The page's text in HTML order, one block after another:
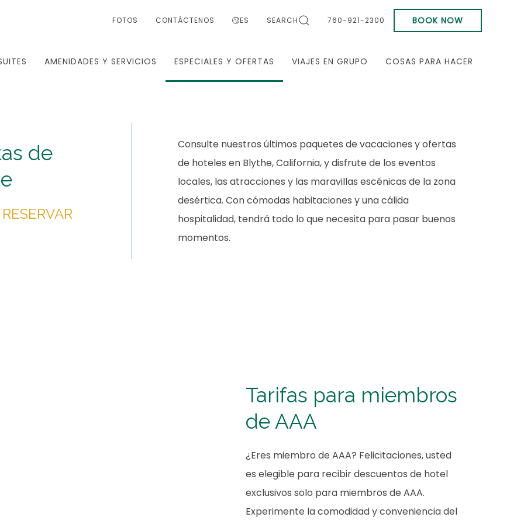
FOTOS CONTÁCTENOS ES SEARCH 760-921-2300 BOOK NOW
AMENIDADES Y SERVICIOS ESPECIALES Y OFERTAS VIAJES EN GRUPO COSAS PARA HACER
de
Consulte nuestros últimos paquetes de vacaciones y ofertas
de hoteles en Blythe, California, y disfrute de los eventos
locales, las atracciones y las maravillas escénicas de la zona
desértica. Con cómodas habitaciones y una cálida
hospitalidad, tendrá todo lo que necesita para pasar buenos
momentos.
Tarifas para miembros
de AAA
¿Eres miembro de AAA? Felicitaciones, usted
es elegible para recibir descuentos de hotel
exclusivos solo para miembros de AAA.
Experimente la comodidad y conveniencia del